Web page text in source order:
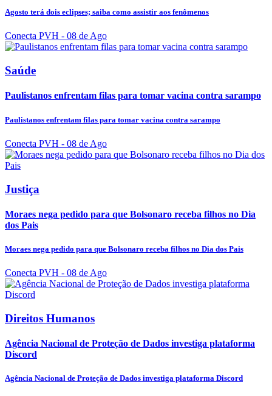
Agosto terá dois eclipses; saiba como assistir aos fenômenos
Conecta PVH - 08 de Ago
Saúde
Paulistanos enfrentam filas para tomar vacina contra sarampo
Paulistanos enfrentam filas para tomar vacina contra sarampo
Conecta PVH - 08 de Ago
Justiça
Moraes nega pedido para que Bolsonaro receba filhos no Dia
dos Pais
Moraes nega pedido para que Bolsonaro receba filhos no Dia dos Pais
Conecta PVH - 08 de Ago
Direitos Humanos
Agência Nacional de Proteção de Dados investiga plataforma
Discord
Agência Nacional de Proteção de Dados investiga plataforma Discord